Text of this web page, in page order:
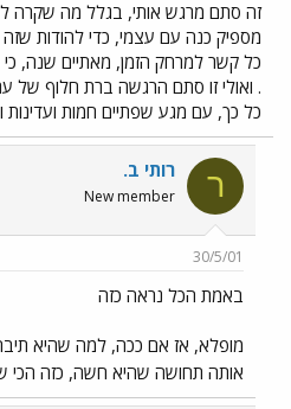
זה סתם מרגש אותי, בגלל מה שקרה
מספיק כנה עם עצמי, כדי להודות
כל קשר למרחק הזמן, מאתיים שנה,
. ואולי זו סתם הרגשה ברת חלוף של
כל כך, עם מגע שפתיים חמות
ר רותי ב.
New member
30/5/01
באמת הכל נראה כזה
מופלא, אז אם ככה, למה שהיא
אותה תחושה שהיא חשה, כזה הכי